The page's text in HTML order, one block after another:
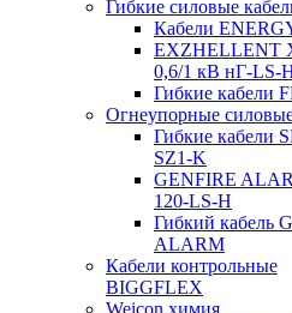
Гибкие силовые
Кабели
EXZHELLENT
0,6/1 кВ нГ-LS-
Гибкие кабели
Огнеупорные
Гибкие кабели
SZ1-K
GENFIRE
120-LS-H
Гибкий кабель
ALARM
Кабели контрольные
BIGGFLEX
Weicon химия